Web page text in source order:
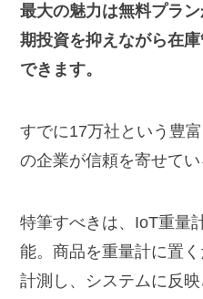
最大の魅力は無料プラ
期投資を抑えながら在
できます。
すでに17万社という豊
の企業が信頼を寄せてい
特筆すべきは、IoT重量
能。商品を重量計に置
計測し、システムに反映